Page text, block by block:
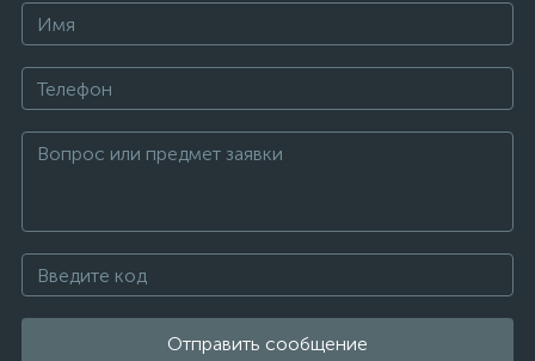
Отправить сообщение